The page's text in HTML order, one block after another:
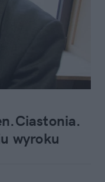
wyroku